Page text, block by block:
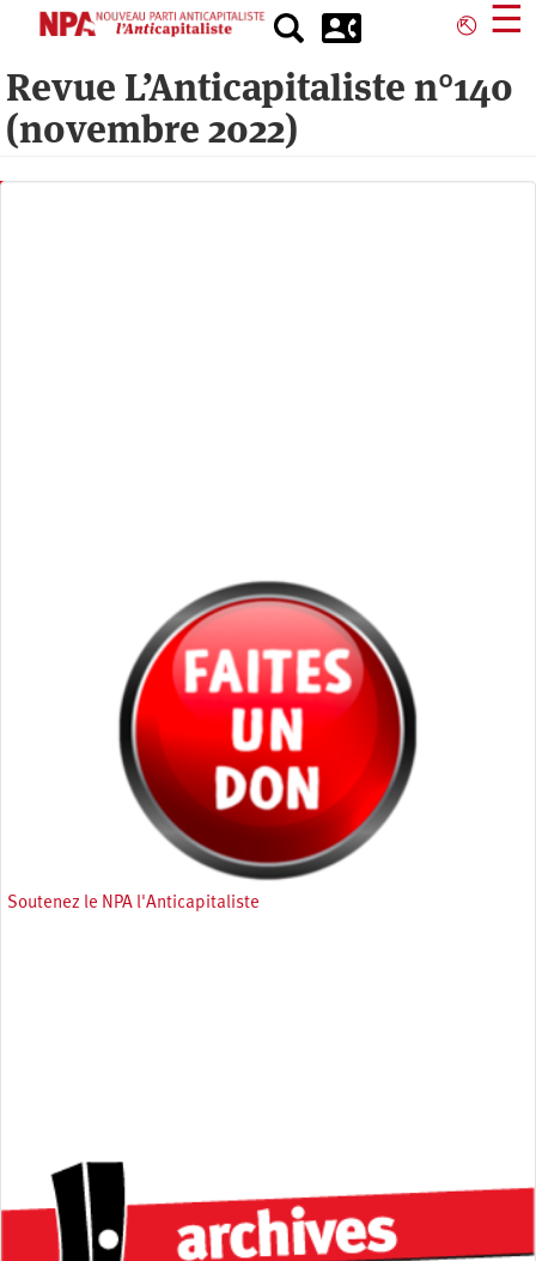
principal
⎋ ☰
Revue L’Anticapitaliste n°140
(novembre 2022)
Soutenez le NPA l'Anticapitaliste